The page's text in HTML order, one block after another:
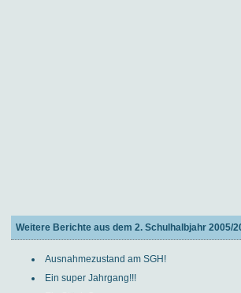
Weitere Berichte aus dem 2. Schulhalbjahr 2005/
Ausnahmezustand am SGH!
Ein super Jahrgang!!!